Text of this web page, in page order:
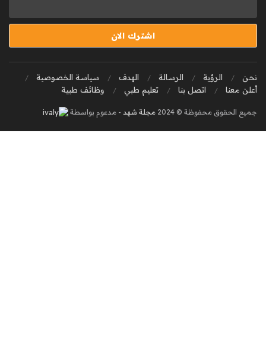
نحن الرؤية الرسالة الهدف
سياسة الخصوصية
أعلن معنا
اتصل بنا تعليم طبي وظائف طبية
جميع الحقوق محفوظة © 2024 مجلة شهد - مدعوم بواسطة